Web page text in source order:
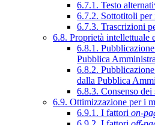
6.7.1. Testo
6.7.2. Sottotitoli per
6.7.3. Trascrizioni
6.8. Proprietà intellettuale
6.8.1.
Pubblica
6.8.2.
dalla Pubblica
6.8.3. Consenso
6.9. Ottimizzazione per i
6.9.1. I fattori on-